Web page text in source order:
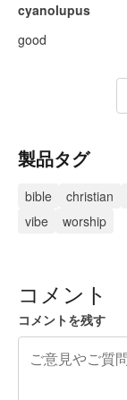
cyanolupus
good
製品タグ
bible christian
vibe
worship
コメント
コメントを残す